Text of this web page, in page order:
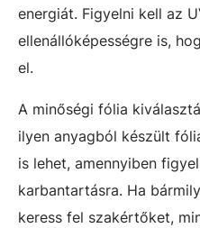
energiát. Figyelni kell az
ellenállóképességre is,
el.
A minőségi fólia
ilyen anyagból készült
is lehet, amennyiben
karbantartásra. Ha
keress fel szakértőket,